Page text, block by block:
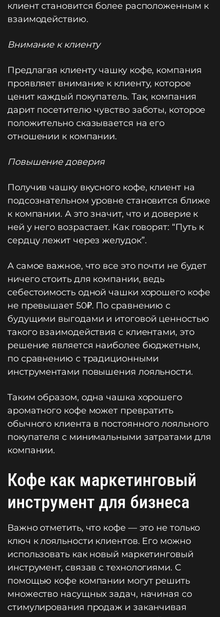
клиент становится более расположенным к
взаимодействию.
Внимание к клиенту
Предлагая клиенту чашку кофе, компания
проявляет внимание к клиенту, которое
ценит каждый покупатель. Так, компания
дарит посетителю чувство заботы, которое
положительно сказывается на его
отношении к компании.
Повышение доверия
Получив чашку вкусного кофе, клиент на
подсознательном уровне становится ближе
к компании. А это значит, что и доверие к
ней у него возрастает. Как говорят: “Путь к
сердцу лежит через желудок”.
А самое важное, что все это почти не будет
ничего стоить для компании, ведь
себестоимость одной чашки хорошего кофе
не превышает 50₽. По сравнению с
будущими выгодами и итоговой ценностью
такого взаимодействия с клиентами, это
решение является наиболее бюджетным,
по сравнению с традиционными
инструментами повышения лояльности.
Таким образом, одна чашка хорошего
ароматного кофе может превратить
обычного клиента в постоянного лояльного
покупателя с минимальными затратами для
компании.
Кофе как маркетинговый
инструмент для бизнеса
Важно отметить, что кофе — это не только
ключ к лояльности клиентов. Его можно
использовать как новый маркетинговый
инструмент, связав с технологиями. С
помощью кофе компании могут решить
множество насущных задач, начиная со
стимулирования продаж и заканчивая